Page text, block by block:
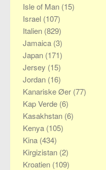
Isle of Man (15)
Israel (107)
Italien (829)
Jamaica (3)
Japan (171)
Jersey (15)
Jordan (16)
Kanariske Øer (77)
Kap Verde (6)
Kasakhstan (6)
Kenya (105)
Kina (434)
Kirgizistan (2)
Kroatien (109)